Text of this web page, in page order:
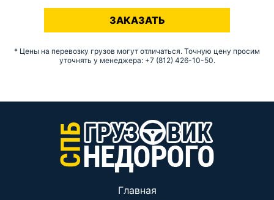
ЗАКАЗАТЬ
* Цены на перевозку грузов могут отличаться. Точную цену просим
уточнять у менеджера: +7 (812) 426-10-50.
Главная